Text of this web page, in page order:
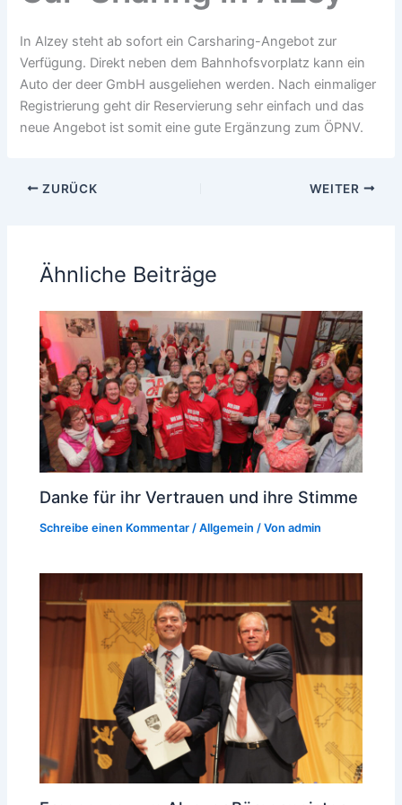
In Alzey steht ab sofort ein Carsharing-Angebot zur
Verfügung. Direkt neben dem Bahnhofsvorplatz kann ein
Auto der deer GmbH ausgeliehen werden. Nach einmaliger
Registrierung geht dir Reservierung sehr einfach und das
neue Angebot ist somit eine gute Ergänzung zum ÖPNV.
ZURÜCK WEITER
Ähnliche Beiträge
Danke für ihr Vertrauen und ihre Stimme
Schreibe einen Kommentar /Allgemein / Vonadmin